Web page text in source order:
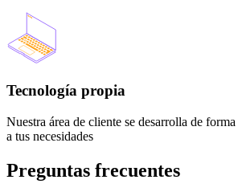
Tecnología propia
Nuestra área de cliente se desarrolla de
a tus necesidades
Preguntas frecuentes